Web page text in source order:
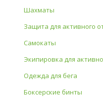
Шахматы
Защита для активного
Самокаты
Экипировка для
Одежда для бега
Боксерские бинты